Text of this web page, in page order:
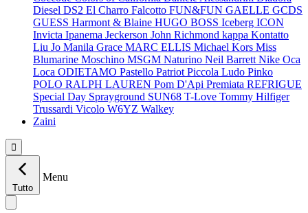
Diesel DS2 El Charro Falcotto FUN&FUN GAELLE GCDS
GUESS Harmont & Blaine HUGO BOSS Iceberg ICON
Invicta Ipanema Jeckerson John Richmond kappa Kontatto
Liu Jo Manila Grace MARC ELLIS Michael Kors Miss
Blumarine Moschino MSGM Naturino Neil Barrett Nike Oca
Loca ODIETAMO Pastello Patriot Piccola Ludo Pinko
POLO RALPH LAUREN Pom D'Api Premiata REFRIGUE
Special Day Sprayground SUN68 T-Love Tommy Hilfiger
Trussardi Vicolo W6YZ Walkey
Zaini

Tutto
Menu